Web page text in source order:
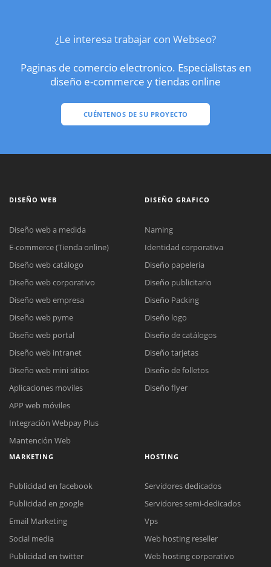
¿Le interesa trabajar con Webseo?
Paginas de comercio electronico. Especialistas en
diseño e-commerce y tiendas online
CUÉNTENOS DE SU PROYECTO
DISEÑO WEB
Diseño web a medida
E-commerce (Tienda online)
Diseño web catálogo
Diseño web corporativo
Diseño web empresa
Diseño web pyme
Diseño web portal
Diseño web intranet
Diseño web mini sitios
Aplicaciones moviles
APP web móviles
Integración Webpay Plus
Mantención Web
DISEÑO GRAFICO
Naming
Identidad corporativa
Diseño papelería
Diseño publicitario
Diseño Packing
Diseño logo
Diseño de catálogos
Diseño tarjetas
Diseño de folletos
Diseño flyer
MARKETING
Publicidad en facebook
Publicidad en google
Email Marketing
Social media
Publicidad en twitter
HOSTING
Servidores dedicados
Servidores semi-dedicados
Vps
Web hosting reseller
Web hosting corporativo